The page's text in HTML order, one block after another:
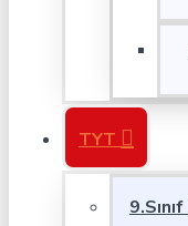
TYT
9.Sınıf